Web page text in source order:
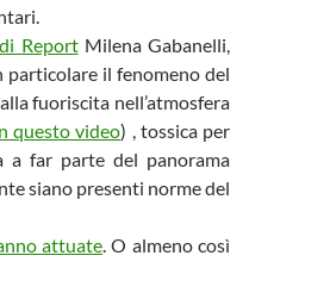
ReportMilena Gabanelli,
il fenomeno del
fuoriscita nell’atmosfera
questo video) , tossica per
a far parte del panorama
siano presenti norme del
attuate. O almeno così